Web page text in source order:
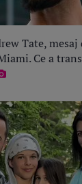
Tate, mesaj
Ce a